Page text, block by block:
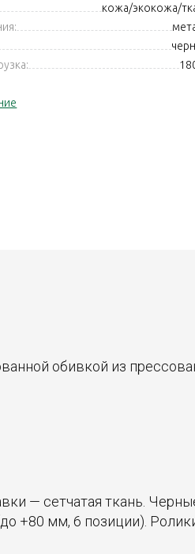
кожа/экокожа/
обивкой из
— сетчатая ткань.
+80 мм, 6 позиции).